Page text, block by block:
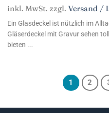
inkl. MwSt. zzgl. Versand /
Ein Glasdeckel ist nützlich im
Gläserdeckel mit Gravur sehen
bieten ...
1 2